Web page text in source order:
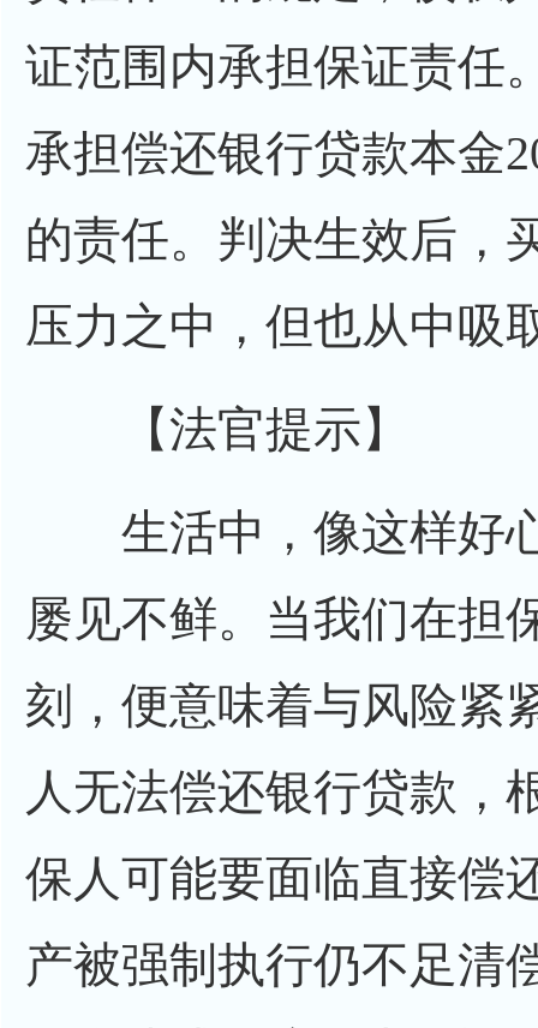
证范围内承担保证责任
承担偿还银行贷款本金
的责任。判决生效后，
压力之中，但也从中吸
【法官提示】
生活中，像这样好
屡见不鲜。当我们在担
刻，便意味着与风险紧
人无法偿还银行贷款，
保人可能要面临直接偿
产被强制执行仍不足清